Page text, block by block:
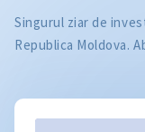
Singurul ziar de
Republica Moldova.